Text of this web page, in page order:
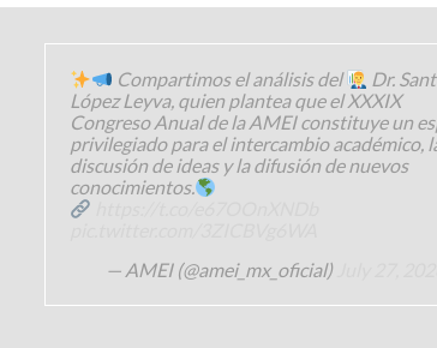
Compartimos el análisis del
Dr.
López Leyva, quien plantea que el XXXIX
Congreso Anual de la AMEI constituye un
privilegiado para el intercambio académico,
discusión de ideas y la difusión de nuevos
conocimientos.
— AMEI (@amei_mx_oficial)